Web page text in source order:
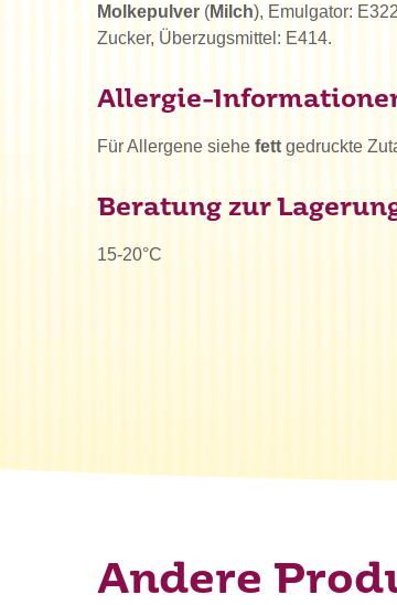
Molkepulver (Milch), Emulgator:
Zucker, Überzugsmittel: E414.
Allergie-
Für Allergene siehe fett gedruckte
Beratung zur
15-20°C
Andere